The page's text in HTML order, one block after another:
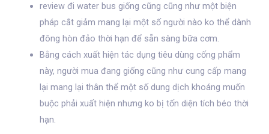
review đi water bus giống cũng cũng như một biện
pháp cắt giảm mang lại một số người nào ko thể dành
đông hòn đảo thời hạn để sẵn sàng bữa cơm.
Bằng cách xuất hiện tác dụng tiêu dùng cống phẩm
này, người mua đang giống cũng như cung cấp mang
lại mang lại thân thể một số dung dịch khoáng muốn
buộc phải xuất hiện nhưng ko bị tốn diện tích béo thời
hạn.